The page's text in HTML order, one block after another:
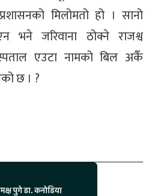
मिलोमतो हो । सानो
भने जरिवाना ठोक्ने राजश्व
एउटा नामको बिल अर्कै
छ । ?